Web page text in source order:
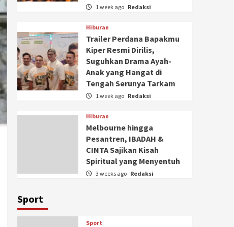
1 week ago Redaksi
Hiburan
Trailer Perdana Bapakmu
Kiper Resmi Dirilis,
Suguhkan Drama Ayah-
Anak yang Hangat di
Tengah Serunya Tarkam
1 week ago Redaksi
Hiburan
Melbourne hingga
Pesantren, IBADAH &
CINTA Sajikan Kisah
Spiritual yang Menyentuh
3 weeks ago Redaksi
Sport
Sport